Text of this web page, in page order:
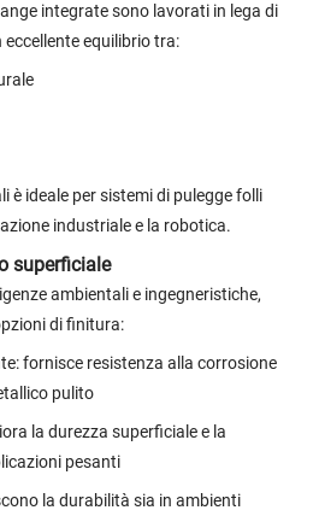
integrate sono lavorati in lega di
equilibrio tra:
è ideale per sistemi di pulegge folli
industriale e la robotica.
superficiale
ambientali e ingegneristiche,
di finitura:
fornisce resistenza alla corrosione
pulito
la durezza superficiale e la
pesanti
la durabilità sia in ambienti